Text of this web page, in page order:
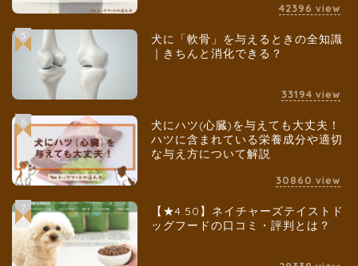
42396 view
5
犬に「軟骨」を与えるときの全知識
｜きちんと消化できる？
33194 view
6
犬にハツ(心臓)を与えても大丈夫！
ハツに含まれている栄養成分や適切
な与え方について解説
30860 view
7
【★4.50】ネイチャーズテイストド
ッグフードの口コミ・評判とは？